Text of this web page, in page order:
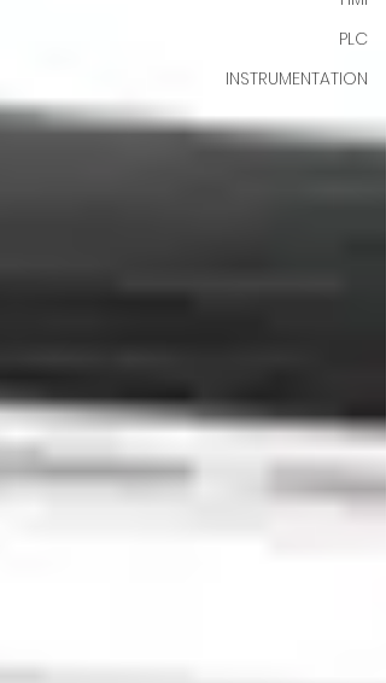
PLC
INSTRUMENTATION